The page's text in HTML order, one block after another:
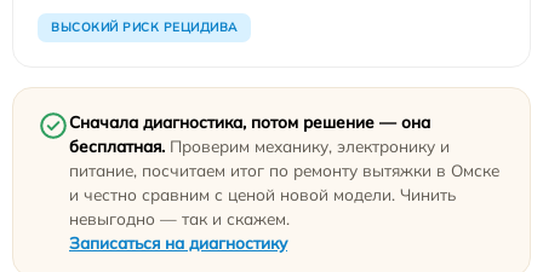
ВЫСОКИЙ РИСК РЕЦИДИВА
Сначала диагностика, потом решение — она
бесплатная. Проверим механику, электронику и
питание, посчитаем итог по ремонту вытяжки в Омске
и честно сравним с ценой новой модели. Чинить
невыгодно — так и скажем.
Записаться на диагностику